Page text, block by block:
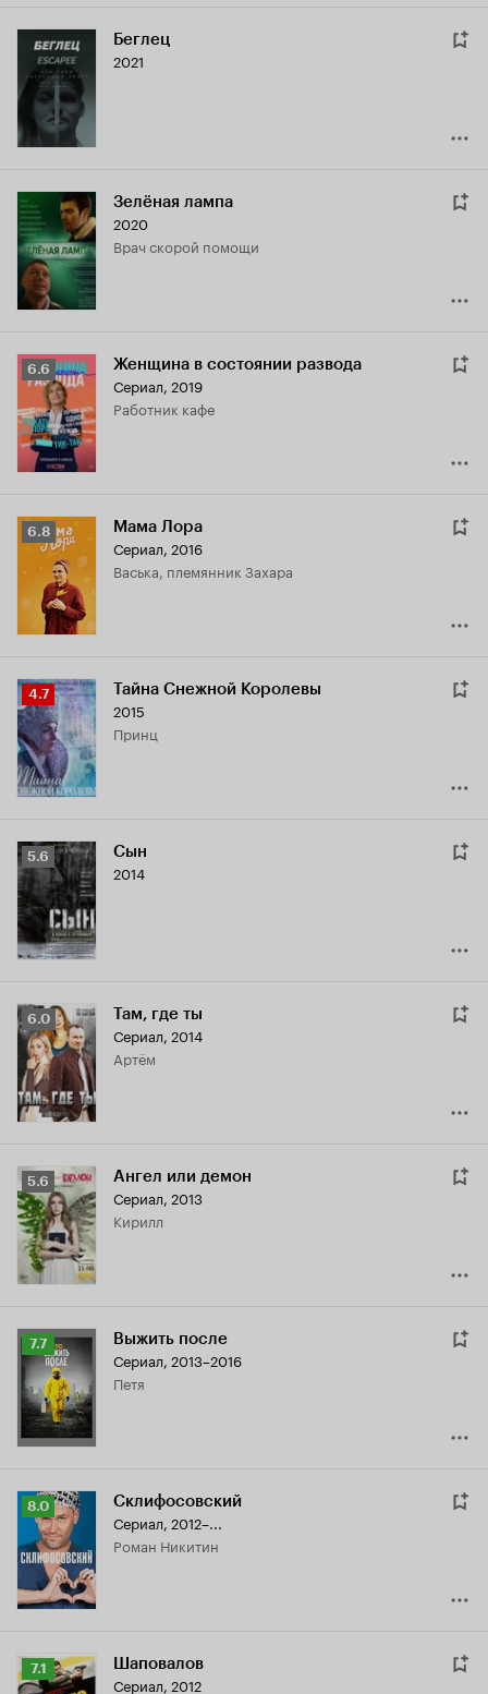
Беглец
2021
Зелёная лампа
2020
врач скорой помощи
Рейтинг
Кинопоиска
6.6
6.6 Женщина в состоянии развода
Сериал, 2019
работник кафе
Рейтинг
Кинопоиска
6.8 Мама Лора
Сериал, 2016
Васька, племянник Захара
Рейтинг
Кинопоиска
4.7
4.7 Тайна Снежной Королевы
2015
принц
Рейтинг
Кинопоиска
5.6
5.6 Сын
2014
Рейтинг
Кинопоиска
6.0
6.0 Там, где ты
Сериал, 2014
Артём
Рейтинг
Кинопоиска
5.6
5.6 Ангел или демон
Сериал, 2013
Кирилл
Рейтинг
Кинопоиска
7.7
7.7 Выжить после
Сериал, 2013–2016
Петя
Рейтинг
Кинопоиска
8.0
8.0 Склифосовский
Сериал, 2012–...
Роман Никитин
Рейтинг
Кинопоиска
7.1 Шаповалов
Сериал, 2012